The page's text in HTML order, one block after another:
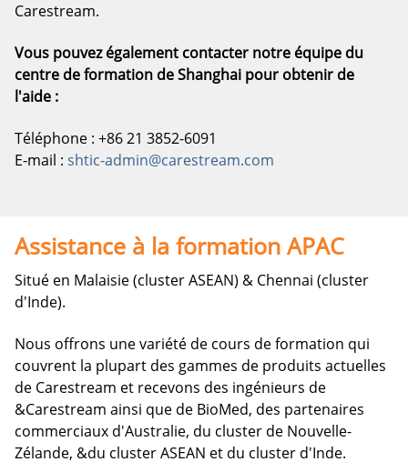
Carestream.
Vous pouvez également contacter notre équipe du
centre de formation de Shanghai pour obtenir de
l'aide :
Téléphone : +86 21 3852-6091
E-mail : shtic-admin@carestream.com
Assistance à la formation APAC
Situé en Malaisie (cluster ASEAN) & Chennai (cluster
d'Inde).
Nous offrons une variété de cours de formation qui
couvrent la plupart des gammes de produits actuelles
de Carestream et recevons des ingénieurs de
&Carestream ainsi que de BioMed, des partenaires
commerciaux d'Australie, du cluster de Nouvelle-
Zélande, &du cluster ASEAN et du cluster d'Inde.